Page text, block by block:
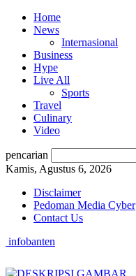
Home
News
Internasional
Business
Hype
Live All
Sports
Travel
Culinary
Video
pencarian
Kamis, Agustus 6, 2026
Disclaimer
Pedoman Media Cyber
Contact Us
infobanten